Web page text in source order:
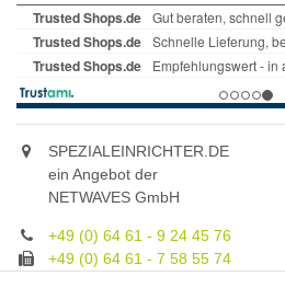
SPEZIALEINRICHTER.DE
ein Angebot der
NETWAVES GmbH
+49 (0) 64 61 - 9 24 45 76
+49 (0) 64 61 - 7 58 55 74